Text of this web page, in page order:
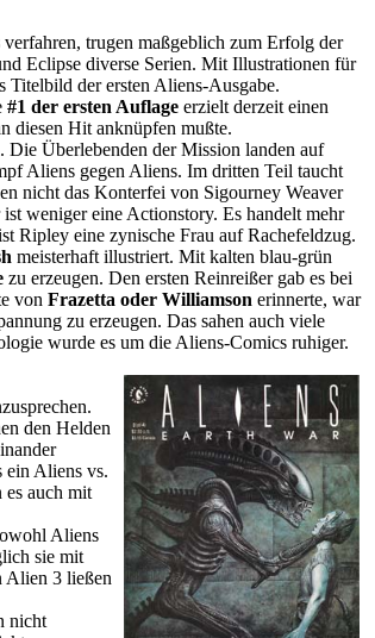
verfahren, trugen maßgeblich zum Erfolg der
Eclipse diverse Serien. Mit Illustrationen für
der ersten Aliens-Ausgabe.
#1 der ersten Auflage erzielt derzeit einen
diesen Hit anknüpfen mußte.
Die Überlebenden der Mission landen auf
Aliens gegen Aliens. Im dritten Teil taucht
nicht das Konterfei von Sigourney Weaver
weniger eine Actionstory. Es handelt mehr
Ripley eine zynische Frau auf Rachefeldzug.
meisterhaft illustriert. Mit kalten blau-grün
zu erzeugen. Den ersten Reinreißer gab es bei
von Frazetta oder Williamson erinnerte, war
zu erzeugen. Das sahen auch viele
wurde es um die Aliens-Comics ruhiger.
den Helden
ein Aliens vs.
es auch mit
Aliens
sie mit
Alien 3 ließen
nicht